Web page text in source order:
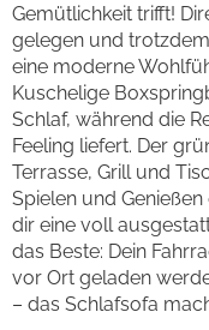
Gemütlichkeit trifft!
gelegen und
eine moderne
Kuschelige
Schlaf, während die
Feeling liefert. Der
Terrasse, Grill und
Spielen und
dir eine voll
das Beste: Dein
vor Ort geladen
– das Schlafsofa